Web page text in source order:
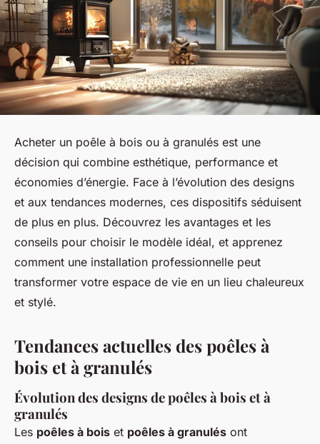
Acheter un poêle à bois ou à granulés est une
décision qui combine esthétique, performance et
économies d’énergie. Face à l’évolution des designs
et aux tendances modernes, ces dispositifs séduisent
de plus en plus. Découvrez les avantages et les
conseils pour choisir le modèle idéal, et apprenez
comment une installation professionnelle peut
transformer votre espace de vie en un lieu chaleureux
et stylé.
Tendances actuelles des poêles à
bois et à granulés
Évolution des designs de poêles à bois et à
granulés
Les poêles à bois et poêles à granulés ont